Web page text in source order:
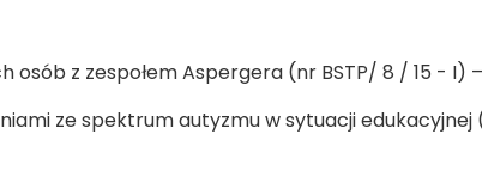
osób z zespołem Aspergera (nr BSTP/ 8 / 15 - I)
ze spektrum autyzmu w sytuacji edukacyjnej